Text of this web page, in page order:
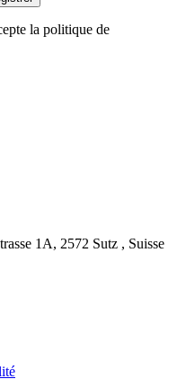
la politique de
1A, 2572 Sutz , Suisse